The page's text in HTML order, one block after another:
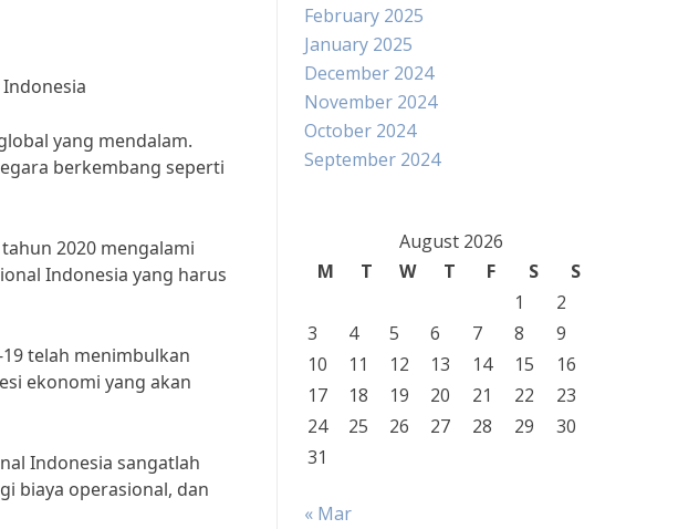
yang mendalam.
berkembang seperti
2020 mengalami
Indonesia yang harus
telah menimbulkan
ekonomi yang akan
Indonesia sangatlah
biaya operasional, dan
February 2025
January 2025
December 2024
November 2024
October 2024
September 2024
August 2026
M
T W T F S
S
1
2
3
4 5 6 7 8
9
10
11 12 13 14 15
16
17
18 19 20 21 22
23
24
25 26 27 28 29
30
31
« Mar